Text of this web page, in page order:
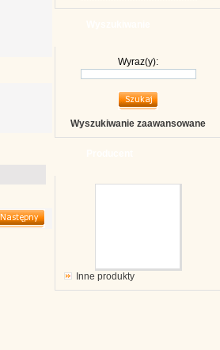
Wyraz(y):
Wyszukiwanie zaawansowane
Inne produkty